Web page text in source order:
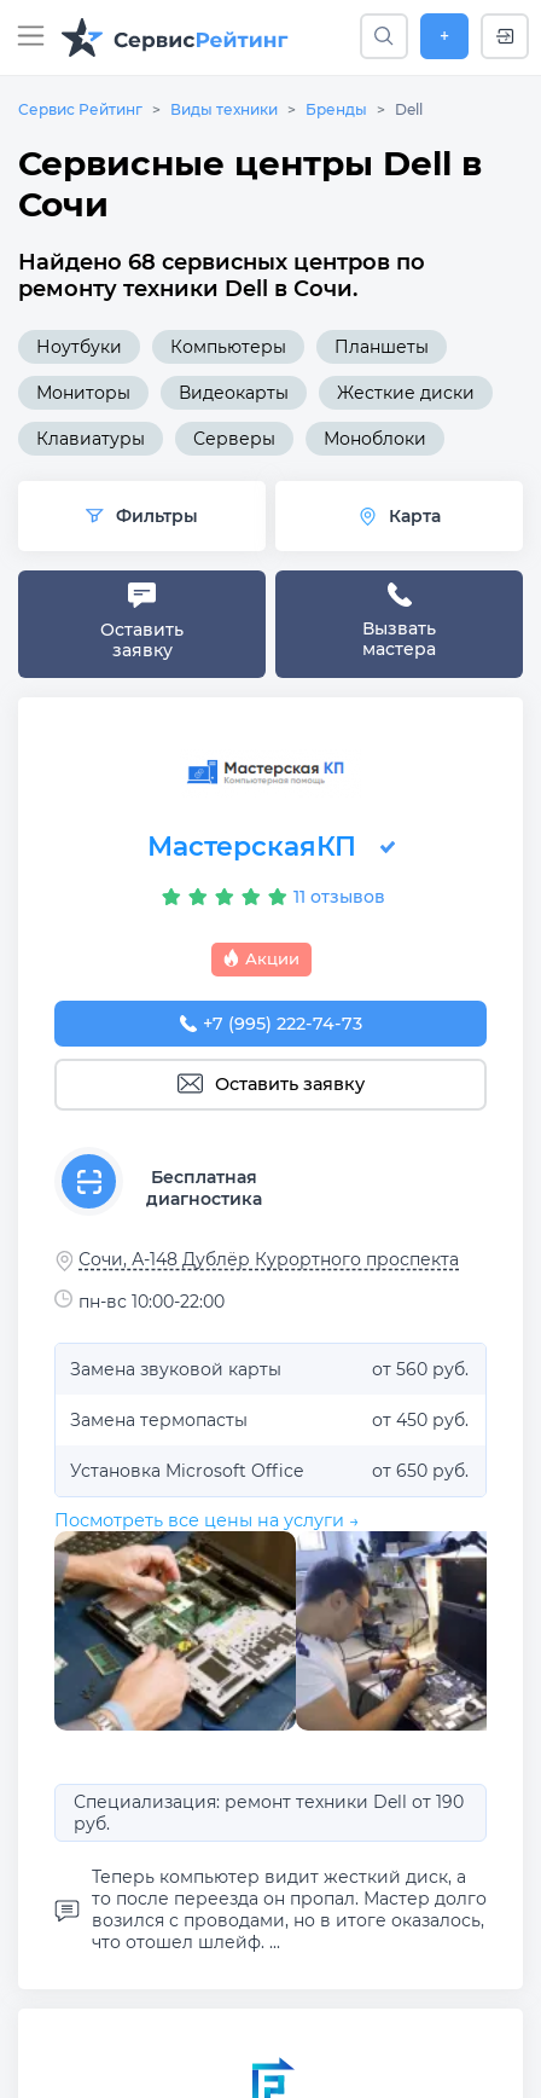
+
Сервис Рейтинг Виды техники Бренды Dell
Сервисные центры Dell в
Сочи
Найдено 68 сервисных центров по
ремонту техники Dell в Сочи.
Ноутбуки Компьютеры Планшеты
Мониторы Видеокарты Жесткие диски
Клавиатуры Серверы Моноблоки
Фильтры Карта
Оставить
заявку
Вызвать
мастера
МастерскаяКП
11 отзывов
Акции
+7 (995) 222-74-73
Оставить заявку
Бесплатная
диагностика
Сочи, А-148 Дублёр Курортного проспекта
пн-вс 10:00-22:00
Замена звуковой карты от 560 руб.
Замена термопасты от 450 руб.
Установка Microsoft Office от 650 руб.
Посмотреть все цены на услуги →
Специализация: ремонт техники Dell от 190
руб.
Теперь компьютер видит жесткий диск, а
то после переезда он пропал. Мастер долго
возился с проводами, но в итоге оказалось,
что отошел шлейф. ...